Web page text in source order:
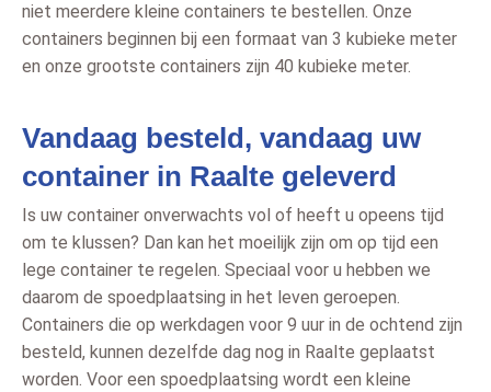
niet meerdere kleine containers te bestellen. Onze
containers beginnen bij een formaat van 3 kubieke meter
en onze grootste containers zijn 40 kubieke meter.
Vandaag besteld, vandaag uw
container in Raalte geleverd
Is uw container onverwachts vol of heeft u opeens tijd
om te klussen? Dan kan het moeilijk zijn om op tijd een
lege container te regelen. Speciaal voor u hebben we
daarom de spoedplaatsing in het leven geroepen.
Containers die op werkdagen voor 9 uur in de ochtend zijn
besteld, kunnen dezelfde dag nog in Raalte geplaatst
worden. Voor een spoedplaatsing wordt een kleine